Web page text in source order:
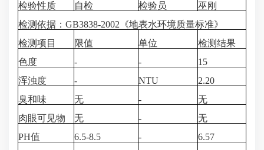
检验性质
自检 检验员
巫刚
检测依据： GB3838-2002《地表水环境质量标准》
检测项目
限值 单位
检测结果
色度
- -
15
浑浊度
- NTU
2.20
臭和味
无 -
无
肉眼可见物
无 -
无
PH值
6.5-8.5 -
6.57